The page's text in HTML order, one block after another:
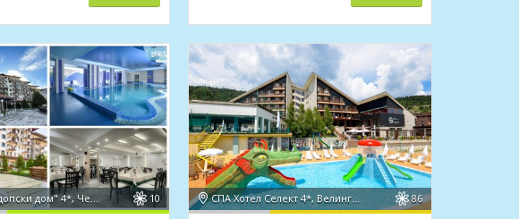
Хотел "Родопски дом" 4*, Чепеларе 10 СПА Хотел Селект 4*, Велинград 86